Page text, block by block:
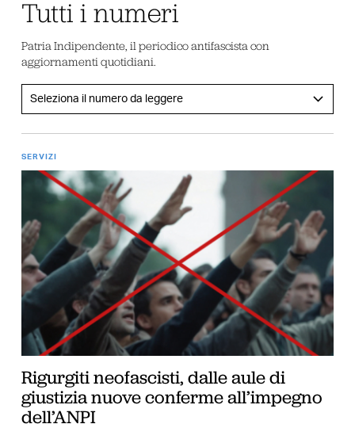
Tutti i numeri
Patria Indipendente, il periodico antifascista con
aggiornamenti quotidiani.
SERVIZI
Rigurgiti neofascisti, dalle aule di
giustizia nuove conferme all’impegno
dell’ANPI